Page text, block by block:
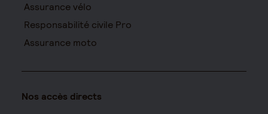
Assurance vélo
Responsabilité civile Pro
Assurance moto
Nos accès directs